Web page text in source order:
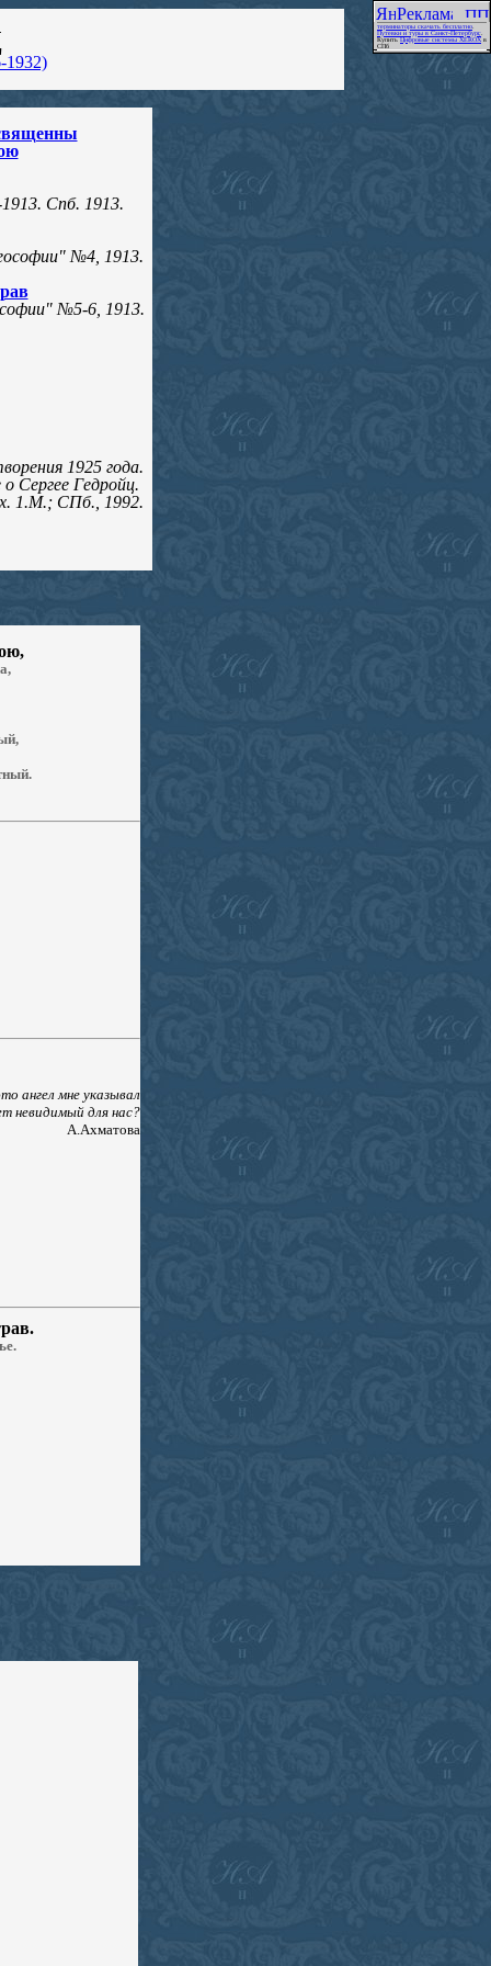
1932)
Спб. 1913.
№4, 1913.
№5-6, 1913.
1925 года.
Сергее Гедройц.
1.М.; СПб., 1992.
,
ангел мне указывал
невидимый для нас?
А.Ахматова
терминаторы скачать бесплатно
Путевки и туры в Санкт-Петербург,
КупитьЦифровые системы XEROX в
СПб